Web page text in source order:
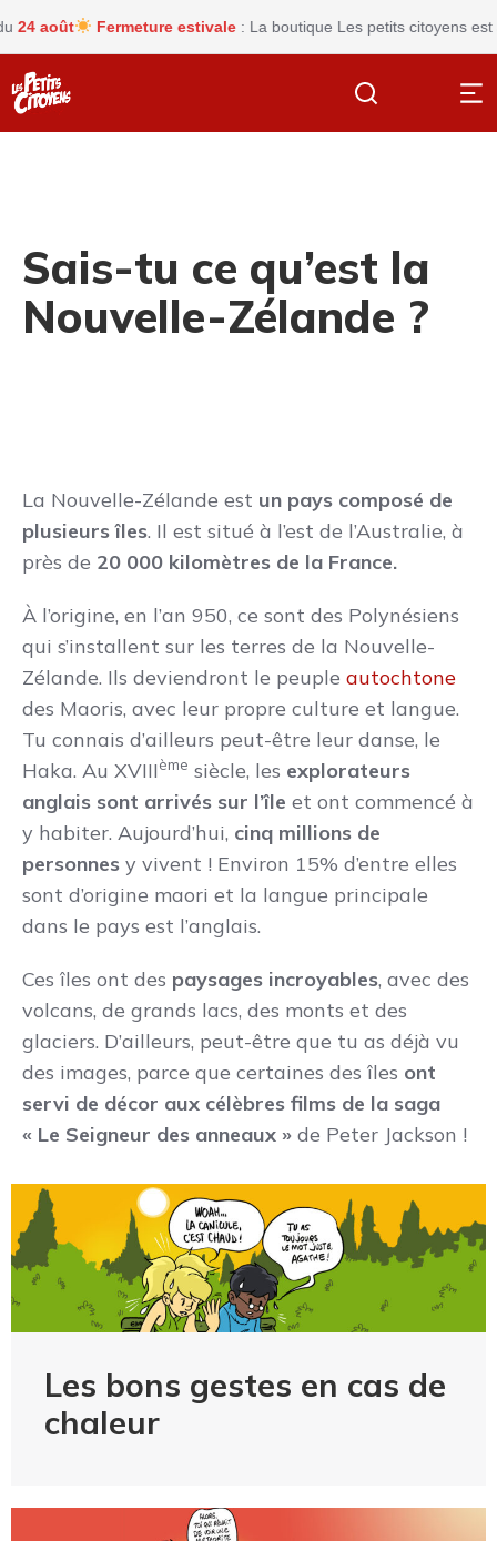
août Fermeture estivale: La boutique Les petits citoyens est
Sais-tu ce qu’est la
Nouvelle-Zélande ?
La Nouvelle-Zélande est un pays composé de
plusieurs îles. Il est situé à l’est de l’Australie, à
près de 20 000 kilomètres de la France.
À l’origine, en l’an 950, ce sont des Polynésiens
qui s’installent sur les terres de la Nouvelle-
Zélande. Ils deviendront le peuple autochtone
des Maoris, avec leur propre culture et langue.
Tu connais d’ailleurs peut-être leur danse, le
Haka. Au XVIIIème siècle, les explorateurs
anglais sont arrivés sur l’île et ont commencé à
y habiter. Aujourd’hui, cinq millions de
personnes y vivent ! Environ 15% d’entre elles
sont d’origine maori et la langue principale
dans le pays est l’anglais.
Ces îles ont des paysages incroyables, avec des
volcans, de grands lacs, des monts et des
glaciers. D’ailleurs, peut-être que tu as déjà vu
des images, parce que certaines des îles ont
servi de décor aux célèbres films de la saga
« Le Seigneur des anneaux » de Peter Jackson !
Les bons gestes en cas de
chaleur